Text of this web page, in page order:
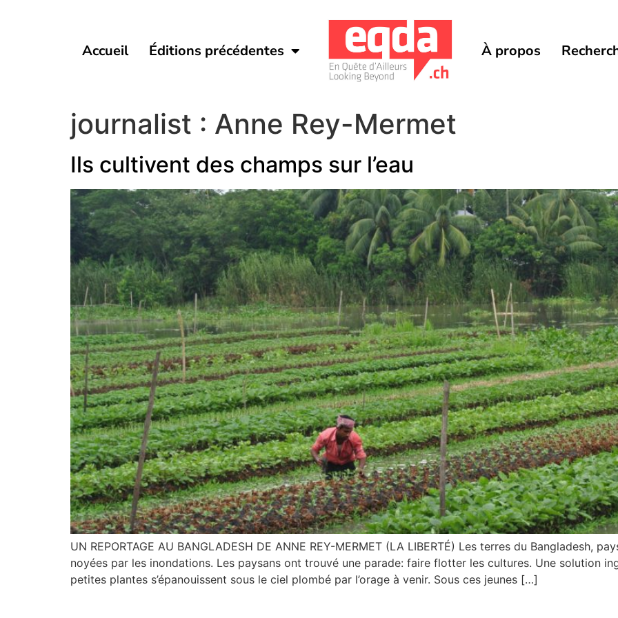
Accueil Éditions précédentes À propos
journalist : Anne Rey-Mermet
Ils cultivent des champs sur l’eau
UN REPORTAGE AU BANGLADESH DE ANNE REY-MERMET (LA LIBERTÉ) Les terres du Bangladesh,
noyées par les inondations. Les paysans ont trouvé une parade: faire flotter les cultures. Une solution
petites plantes s’épanouissent sous le ciel plombé par l’orage à venir. Sous ces jeunes […]